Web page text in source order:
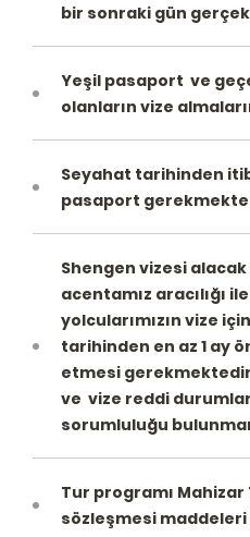
bir sonraki gün
Yeşil pasaport ve
olanların vize
Seyahat tarihinden
pasaport
Shengen vizesi
acentamız aracılığı
yolcularımızın vize
tarihinden en az 1 ay
etmesi
ve vize reddi
sorumluluğu
Tur programı
sözleşmesi